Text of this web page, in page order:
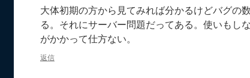
大体初期の方から見てみれば分かるけどバグの
る。それにサーバー問題だってある。使いもし
がかかって仕方ない。
返信